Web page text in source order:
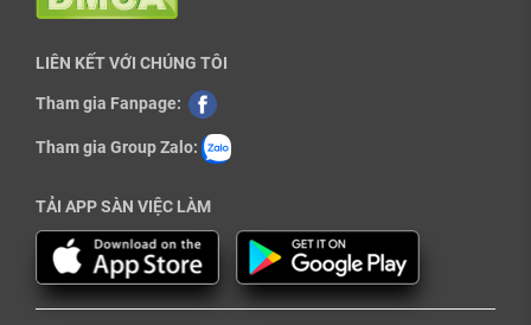
LIÊN KẾT VỚI CHÚNG TÔI
Tham gia Fanpage:
Tham gia Group Zalo:
TẢI APP SÀN VIỆC LÀM